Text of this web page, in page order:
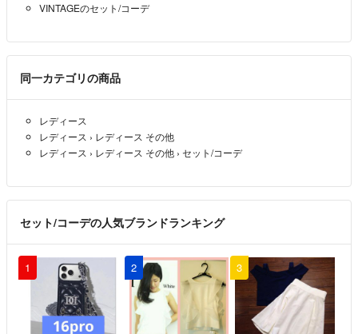
VINTAGEのセット/コーデ
同一カテゴリの商品
レディース
レディース › レディース その他
レディース › レディース その他 › セット/コーデ
セット/コーデの人気ブランドランキング
1 2 3